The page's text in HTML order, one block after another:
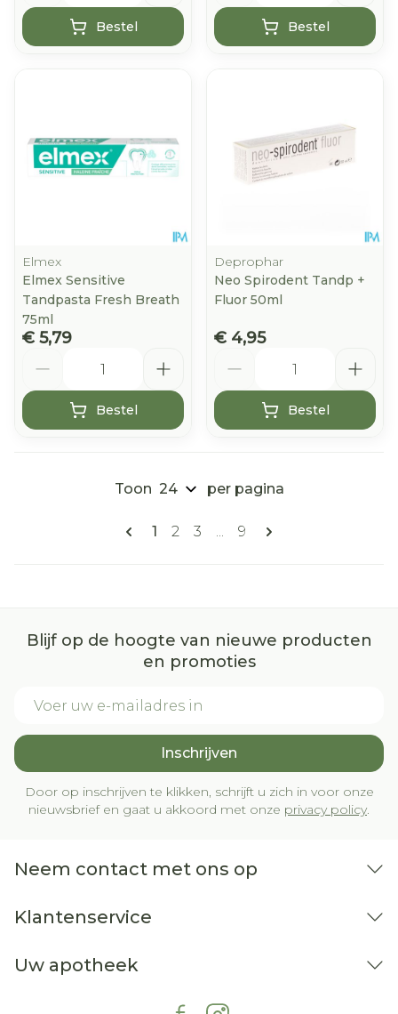
Bestel Bestel
Elmex
Elmex Sensitive
Tandpasta Fresh Breath
75ml
€ 5,79
Bestel
Deprophar
Neo Spirodent Tandp +
Fluor 50ml
€ 4,95
Bestel
Pagina's
U lees momenteel pagina
1 Pagina
2 Pagina
3 ... Pagina
9
Toon per pagina
Blijf op de hoogte van nieuwe producten
en promoties
Inschrijven
Door op inschrijven te klikken, schrijft u zich in voor onze
nieuwsbrief en gaat u akkoord met onze privacy policy.
Neem contact met ons op
Klantenservice
Uw apotheek